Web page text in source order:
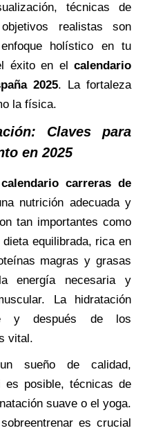
técnicas de
realistas son
holístico en tu
éxito en el calendario
2025. La fortaleza
la física.
Claves para
en 2025
calendario carreras de
nutrición adecuada y
tan importantes como
equilibrada, rica en
magras y grasas
energía necesaria y
La hidratación
y después de los
vital.
sueño de calidad,
es posible, técnicas de
suave o el yoga.
es crucial